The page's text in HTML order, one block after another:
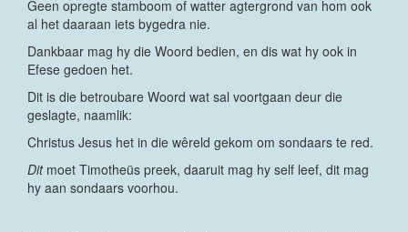
Geen opregte stamboom of watter agtergrond van hom ook
al het daaraan iets bygedra nie.
Dankbaar mag hy die Woord bedien, en dis wat hy ook in
Efese gedoen het.
Dit is die betroubare Woord wat sal voortgaan deur die
geslagte, naamlik:
Christus Jesus het in die wêreld gekom om sondaars te red.
Ditmoet Timotheüs preek, daaruit mag hy self leef, dit mag
hy aan sondaars voorhou.